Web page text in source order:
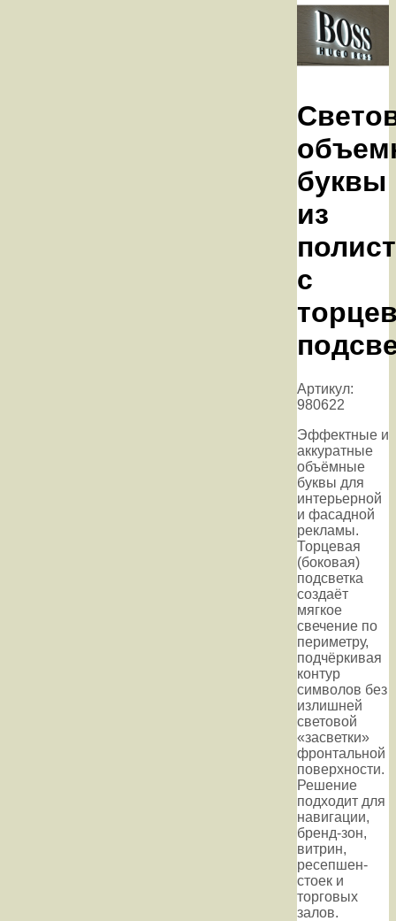
буквы
из
с
Артикул:
980622
Эффектные и
аккуратные
объёмные
буквы для
интерьерной
и фасадной
рекламы.
Торцевая
(боковая)
подсветка
создаёт
мягкое
свечение по
периметру,
подчёркивая
контур
символов без
излишней
световой
«засветки»
фронтальной
поверхности.
Решение
подходит для
навигации,
бренд-зон,
витрин,
ресепшен-
стоек и
торговых
залов.